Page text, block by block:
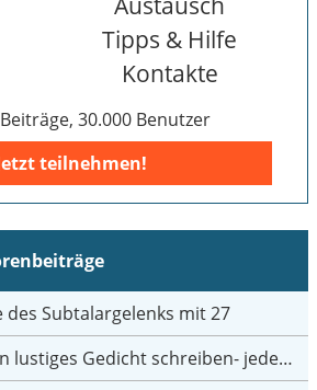
Tipps & Hilfe
Kontakte
30.000 Benutzer
teilnehmen!
Subtalargelenks mit 27
Gedicht schreiben- jeder einen Satz